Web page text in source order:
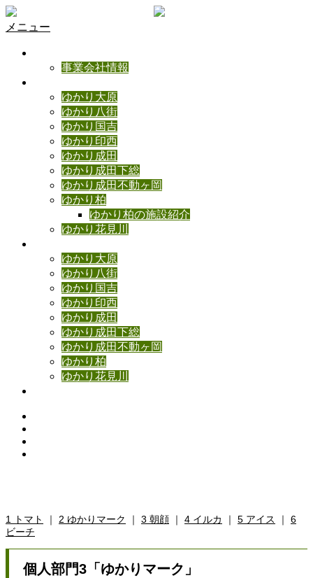
メニュー
事業会社情報
ゆかり大原
ゆかり八街
ゆかり国吉
ゆかり印西
ゆかり成田
ゆかり成田下総
ゆかり成田不動ヶ岡
ゆかり柏
ゆかり柏の施設紹介
ゆかり花見川
ゆかり大原
ゆかり八街
ゆかり国吉
ゆかり印西
ゆかり成田
ゆかり成田下総
ゆかり成田不動ヶ岡
ゆかり柏
ゆかり花見川
1 トマト ｜ 2 ゆかりマーク ｜ 3 朝顔 ｜ 4 イルカ ｜ 5 アイス ｜ 6
ビーチ
個人部門3「ゆかりマーク」